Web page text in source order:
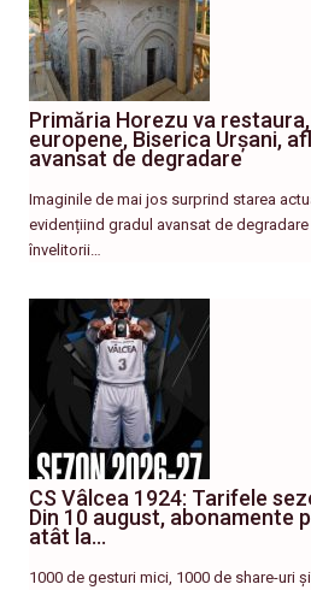
Primăria Horezu va
europene, Biserica Urșani,
avansat de degradare
Imaginile de mai jos surprind starea
evidențiind gradul avansat de
învelitorii…
CS Vâlcea 1924: Tarifele
Din 10 august, abonamente
atât la…
1000 de gesturi mici, 1000 de share-uri